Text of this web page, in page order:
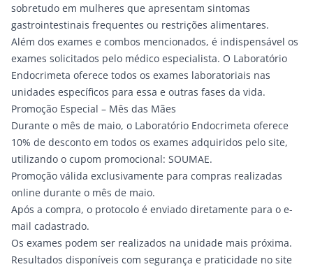
sobretudo em mulheres que apresentam sintomas
gastrointestinais frequentes ou restrições alimentares.
Além dos exames e combos mencionados, é indispensável os
exames solicitados pelo médico especialista. O Laboratório
Endocrimeta oferece todos os exames laboratoriais nas
unidades específicos para essa e outras fases da vida.
Promoção Especial – Mês das Mães
Durante o mês de maio, o Laboratório Endocrimeta oferece
10% de desconto em todos os exames adquiridos pelo site,
utilizando o cupom promocional: SOUMAE.
Promoção válida exclusivamente para compras realizadas
online durante o mês de maio.
Após a compra, o protocolo é enviado diretamente para o e-
mail cadastrado.
Os exames podem ser realizados na unidade mais próxima.
Resultados disponíveis com segurança e praticidade no site